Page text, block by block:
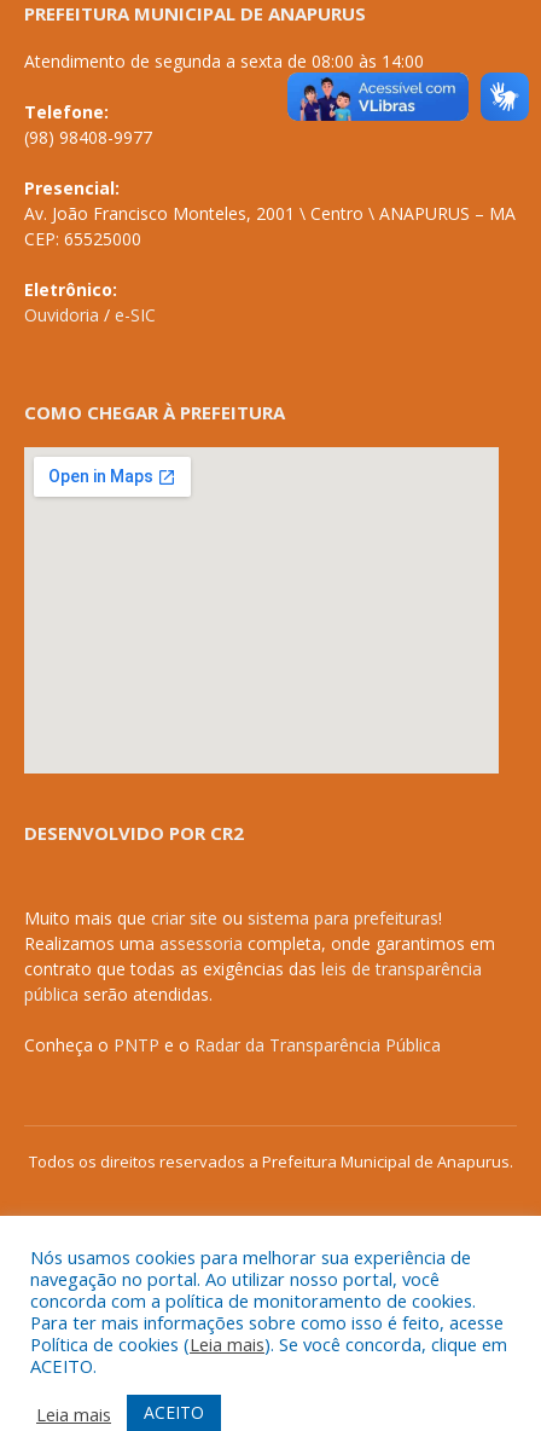
PREFEITURA MUNICIPAL DE ANAPURUS
Atendimento de segunda a sexta de 08:00 às 14:00
Telefone:
(98) 98408-9977
Presencial:
Av. João Francisco Monteles, 2001 \ Centro \ ANAPURUS – MA
CEP: 65525000
Eletrônico:
Ouvidoria / e-SIC
COMO CHEGAR À PREFEITURA
DESENVOLVIDO POR CR2
Muito mais que criar site ou sistema para prefeituras!
Realizamos uma assessoria completa, onde garantimos em
contrato que todas as exigências das leis de transparência
pública serão atendidas.
Conheça o PNTP e o Radar da Transparência Pública
Todos os direitos reservados a Prefeitura Municipal de Anapurus.
Mapa do Site
Acessar Área Administrativa
Acessar o Webmail
Nós usamos cookies para melhorar sua experiência de
navegação no portal. Ao utilizar nosso portal, você
concorda com a política de monitoramento de cookies.
Para ter mais informações sobre como isso é feito, acesse
Política de cookies (Leia mais). Se você concorda, clique em
ACEITO.
Leia mais
ACEITO